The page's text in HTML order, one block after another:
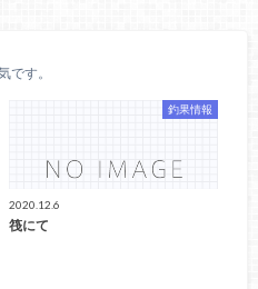
です。
釣果情報
2020.12.6
筏にて